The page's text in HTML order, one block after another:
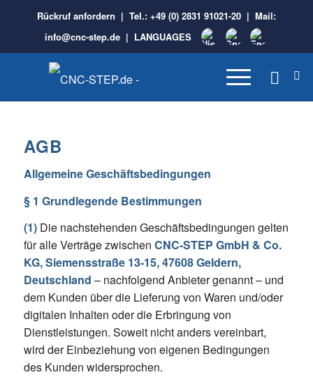
Rückruf anfordern | Tel.: +49 (0) 2831 91021-20| Mail:
info@cnc-step.de | LANGUAGES
AGB
Allgemeine Geschäftsbedingungen
§ 1 Grundlegende Bestimmungen
(1)Die nachstehenden Geschäftsbedingungen gelten
für alle Verträge zwischen CNC-STEP GmbH & Co.
KG, Siemensstraße 13-15, 47608 Geldern,
Deutschland – nachfolgend Anbieter genannt – und
dem Kunden über die Lieferung von Waren und/oder
digitalen Inhalten oder die Erbringung von
Dienstleistungen. Soweit nicht anders vereinbart,
wird der Einbeziehung von eigenen Bedingungen
des Kunden widersprochen.